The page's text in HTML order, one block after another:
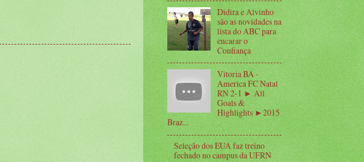
Didira e Alvinho
são as novidades na
lista do ABC para
encarar o
Confiança
Vitoria BA -
America FC Natal
RN 2-1 ► All
Goals &
Highlights ►2015
Braz...
Seleção dos EUA faz treino
fechado no campus da UFRN